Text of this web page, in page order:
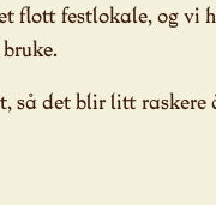
flott festlokale, og vi
så det blir litt raskere